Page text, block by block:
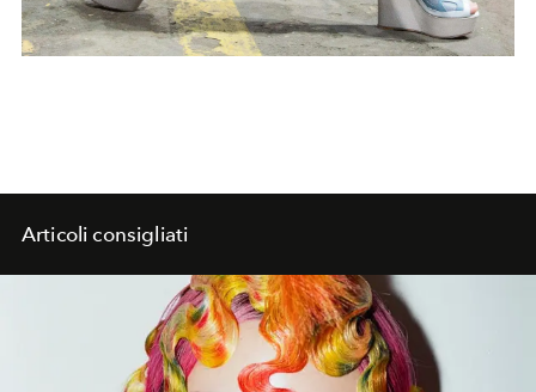
Articoli consigliati